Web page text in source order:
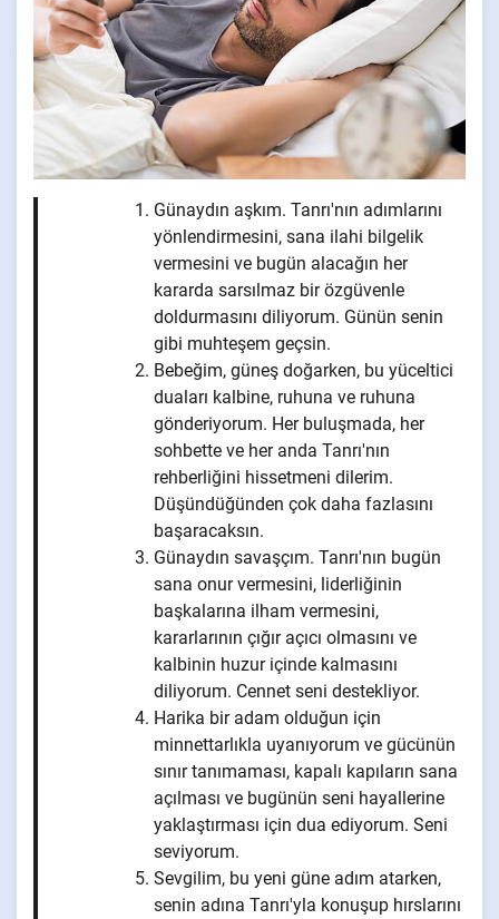
Günaydın aşkım. Tanrı'nın adımlarını
yönlendirmesini, sana ilahi bilgelik
vermesini ve bugün alacağın her
kararda sarsılmaz bir özgüvenle
doldurmasını diliyorum. Günün senin
gibi muhteşem geçsin.
Bebeğim, güneş doğarken, bu yüceltici
duaları kalbine, ruhuna ve ruhuna
gönderiyorum. Her buluşmada, her
sohbette ve her anda Tanrı'nın
rehberliğini hissetmeni dilerim.
Düşündüğünden çok daha fazlasını
başaracaksın.
Günaydın savaşçım. Tanrı'nın bugün
sana onur vermesini, liderliğinin
başkalarına ilham vermesini,
kararlarının çığır açıcı olmasını ve
kalbinin huzur içinde kalmasını
diliyorum. Cennet seni destekliyor.
Harika bir adam olduğun için
minnettarlıkla uyanıyorum ve gücünün
sınır tanımaması, kapalı kapıların sana
açılması ve bugünün seni hayallerine
yaklaştırması için dua ediyorum. Seni
seviyorum.
Sevgilim, bu yeni güne adım atarken,
senin adına Tanrı'yla konuşup hırslarını